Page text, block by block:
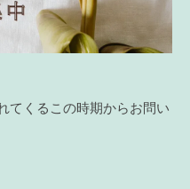
てくるこの時期からお問い